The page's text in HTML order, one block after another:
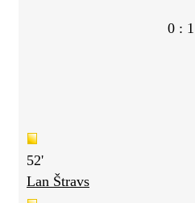
0 : 1
52'
Lan Štravs